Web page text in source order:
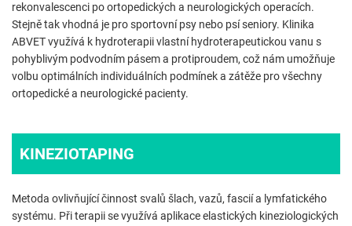
rekonvalescenci po ortopedických a neurologických operacích.
Stejně tak vhodná je pro sportovní psy nebo psí seniory. Klinika
ABVET využívá k hydroterapii vlastní hydroterapeutickou vanu s
pohyblivým podvodním pásem a protiproudem, což nám umožňuje
volbu optimálních individuálních podmínek a zátěže pro všechny
ortopedické a neurologické pacienty.
KINEZIOTAPING
Metoda ovlivňující činnost svalů šlach, vazů, fascií a lymfatického
systému. Při terapii se využívá aplikace elastických kineziologických